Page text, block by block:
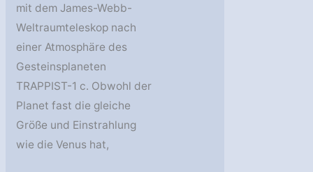
mit dem James-Webb-
Weltraumteleskop nach
einer Atmosphäre des
Gesteinsplaneten
TRAPPIST-1 c. Obwohl der
Planet fast die gleiche
Größe und Einstrahlung
wie die Venus hat,